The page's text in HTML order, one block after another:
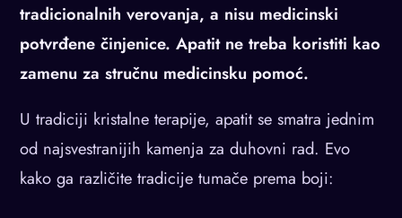
tradicionalnih verovanja, a nisu medicinski
potvrđene činjenice. Apatit ne treba koristiti kao
zamenu za stručnu medicinsku pomoć.
U tradiciji kristalne terapije, apatit se smatra jednim
od najsvestranijih kamenja za duhovni rad. Evo
kako ga različite tradicije tumače prema boji: